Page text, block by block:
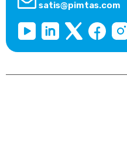
satis@pimtas.com